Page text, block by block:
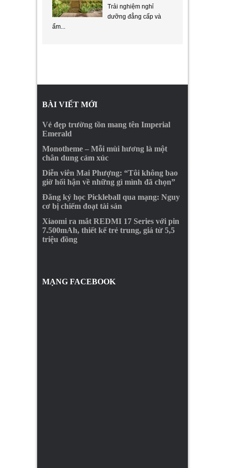
Trải nghiệm nghỉ
dưỡng đẳng cấp và
ẩm...
BÀI VIẾT MỚI
Vẻ đẹp trường tồn mang tên Imperial
Emerald
Monotheme – Mỗi mùi hương là một
chân dung cảm xúc
Diễn viên Mai Phượng: “Tôi không bao
giờ hối hận về những gì mình đã chọn”
Đăng ký học Pickleball qua mạng: Nguy
cơ bị chiếm đoạt tài sản
Xiaomi ra mắt REDMI 17 Series với pin
7.500mAh, thiết kế trẻ trung, giá từ 5,5
triệu đồng
MẠNG FACEBOOK